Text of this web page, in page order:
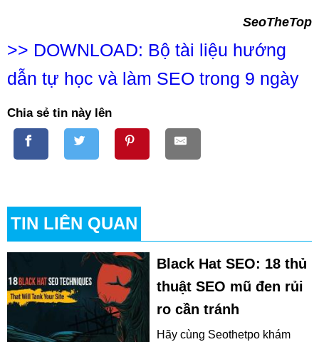
SeoTheTop
>> DOWNLOAD: Bộ tài liệu hướng
dẫn tự học và làm SEO trong 9 ngày
Chia sẻ tin này lên
TIN LIÊN QUAN
Black Hat SEO: 18 thủ
thuật SEO mũ đen rủi
ro cần tránh
Hãy cùng Seothetpo khám